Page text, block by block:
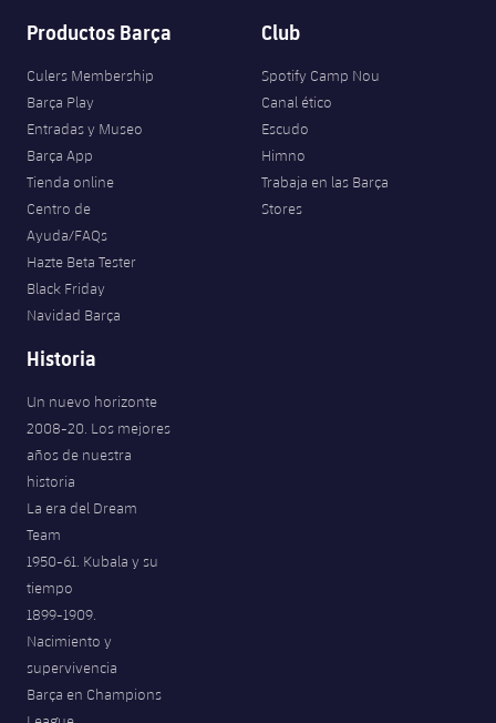
Productos Barça
Culers Membership
Barça Play
Entradas y Museo
Barça App
Tienda online
Centro de
Ayuda/FAQs
Hazte Beta Tester
Black Friday
Navidad Barça
Club
Spotify Camp Nou
Canal ético
Escudo
Himno
Trabaja en las Barça
Stores
Historia
Un nuevo horizonte
2008-20. Los mejores
años de nuestra
historia
La era del Dream
Team
1950-61. Kubala y su
tiempo
1899-1909.
Nacimiento y
supervivencia
Barça en Champions